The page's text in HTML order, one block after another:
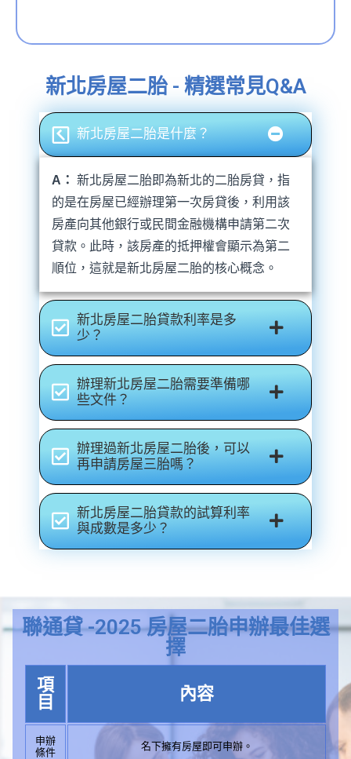
新北房屋二胎 - 精選常見Q&A
新北房屋二胎是什麼？
A： 新北房屋二胎即為新北的二胎房貸，指
的是在房屋已經辦理第一次房貸後，利用該
房產向其他銀行或民間金融機構申請第二次
貸款。此時，該房產的抵押權會顯示為第二
順位，這就是新北房屋二胎的核心概念。
新北房屋二胎貸款利率是多
少？
辦理新北房屋二胎需要準備哪
些文件？
辦理過新北房屋二胎後，可以
再申請房屋三胎嗎？
新北房屋二胎貸款的試算利率
與成數是多少？
聯通貸 -2025 房屋二胎申辦最佳選
擇
項
目
內容
申辦
條件
名下擁有房屋即可申辦。